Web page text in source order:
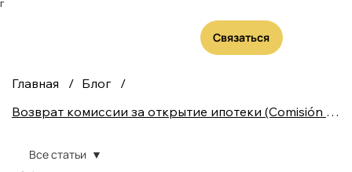
Γ
Связаться
Главная / Блог
/
Возврат комиссии за открытие ипотеки (Comisión de apertura) в 2026 году
Все статьи